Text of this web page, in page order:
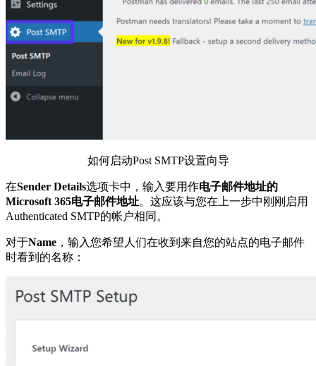
如何启动Post SMTP设置向导
在Sender Details选项卡中，输入要用作电子邮件地址的
Microsoft 365电子邮件地址。这应该与您在上一步中刚刚启用
Authenticated SMTP的帐户相同。
对于Name ，输入您希望人们在收到来自您的站点的电子邮件
时看到的名称：